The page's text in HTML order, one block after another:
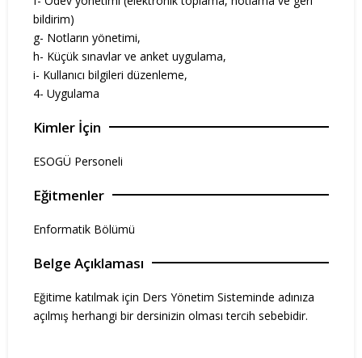
bildirim)
g- Notların yönetimi,
h- Küçük sınavlar ve anket uygulama,
i- Kullanıcı bilgileri düzenleme,
4- Uygulama
Kimler İçin
ESOGÜ Personeli
Eğitmenler
Enformatik Bölümü
Belge Açıklaması
Eğitime katılmak için Ders Yönetim Sisteminde adınıza
açılmış herhangi bir dersinizin olması tercih sebebidir.